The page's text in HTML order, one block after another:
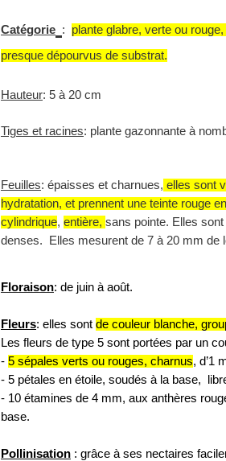
Catégorie :
plante glabre, verte ou
presque dépourvus de substrat.
Hauteur: 5 à 20 cm
Tiges et racines: plante gazonnante à
Feuilles: épaisses et charnues, elles sont
hydratation, et prennent une teinte rouge
cylindrique, entière, sans pointe. Elles sont
denses. Elles mesurent de 7 à 20 mm de
Floraison: de juin à août.
Fleurs: elles sont de couleur blanche,
Les fleurs de type 5 sont portées par un
- 5 sépales verts ou rouges, charnus, d’1
- 5 pétales en étoile, soudés à la base,
- 10 étamines de 4 mm, aux anthères
base.
Pollinisation : grâce à ses nectaires